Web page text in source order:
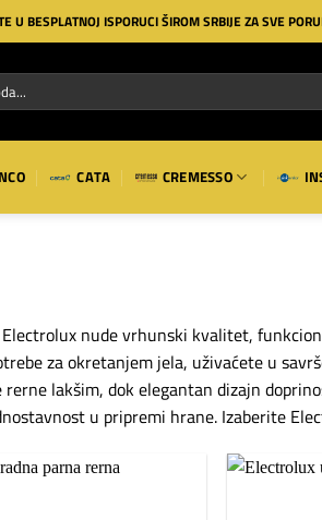
U BESPLATNOJ ISPORUCI ŠIROM SRBIJE ZA SVE
CATA CREMESSO
nude vrhunski kvalitet,
za okretanjem jela, uživaćete u
lakšim, dok elegantan dizajn
u pripremi hrane. Izaberite